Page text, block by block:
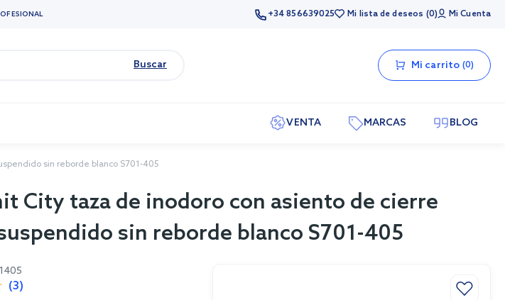
+34 856639025 Mi lista de deseos 0 Mi Cuenta
Buscar Mi carrito 0
VENTA MARCAS BLOG
sin reborde blanco S701-405
City taza de inodoro con asiento de cierre
sin reborde blanco S701-405
(3)